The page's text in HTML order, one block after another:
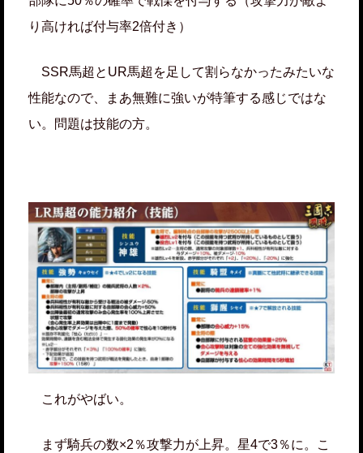
り高ければ付与率2倍付き）
SSR馬超とUR馬超を足して割らなかったみたいな
性能なので、まあ無難に強いが特筆する感じではな
い。問題は技能の方。
これがやばい。
まず騎兵の数×2％攻撃力が上昇。星4で3％に。こ